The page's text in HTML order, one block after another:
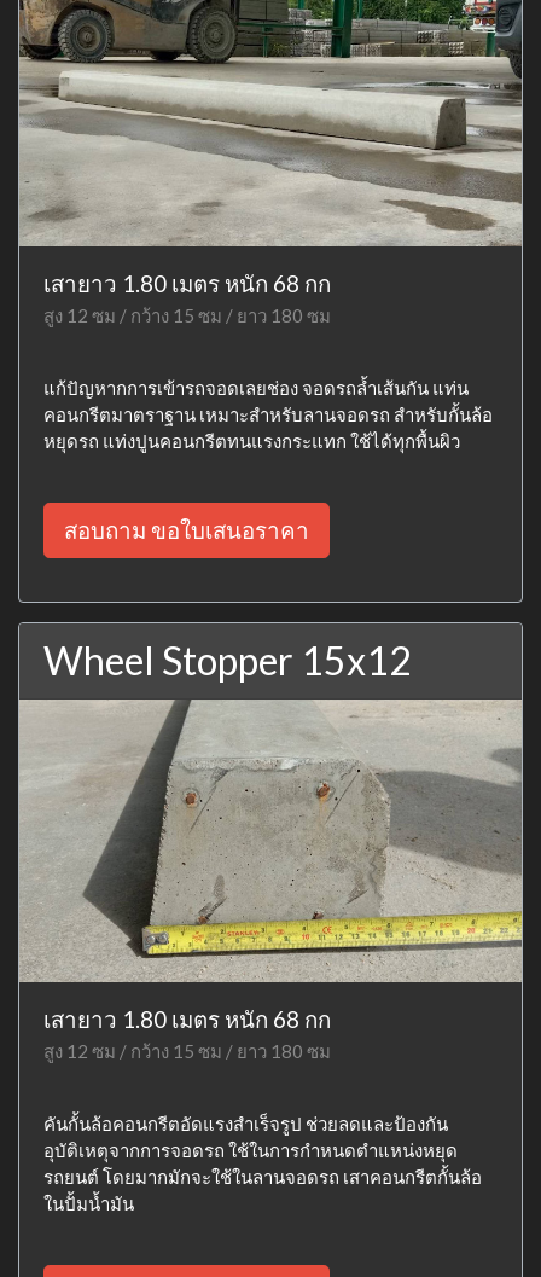
เสายาว 1.80 เมตร หนัก 68 กก
สูง 12 ซม / กว้าง 15 ซม / ยาว 180 ซม
แก้ปัญหากการเข้ารถจอดเลยช่อง จอดรถล้ำเส้นกัน แท่น
คอนกรีตมาตราฐาน เหมาะสำหรับลานจอดรถ สำหรับกั้นล้อ
หยุดรถ แท่งปูนคอนกรีตทนแรงกระแทก ใช้ได้ทุกพื้นผิว
สอบถาม ขอใบเสนอราคา
Wheel Stopper 15x12
เสายาว 1.80 เมตร หนัก 68 กก
สูง 12 ซม / กว้าง 15 ซม / ยาว 180 ซม
คันกั้นล้อคอนกรีตอัดแรงสำเร็จรูป ช่วยลดและป้องกัน
อุบัติเหตุจากการจอดรถ ใช้ในการกำหนดตำแหน่งหยุด
รถยนต์ โดยมากมักจะใช้ในลานจอดรถ เสาคอนกรีตกั้นล้อ
ในปั้มน้ำมัน